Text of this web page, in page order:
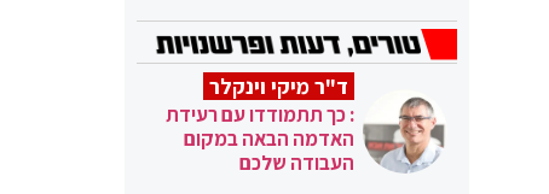
ד"ר מיקי וינקלר
: כך תתמודדו עם רעידת
האדמה הבאה במקום
העבודה שלכם